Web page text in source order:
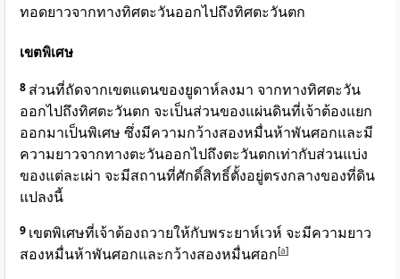
ทอดยาวจากทางทิศตะวันออกไปถึงทิศตะวันตก
เขตพิเศษ
8 ส่วนที่ถัดจากเขตแดนของยูดาห์ลงมา จากทางทิศตะวัน
ออกไปถึงทิศตะวันตก จะเป็นส่วนของแผ่นดินที่เจ้าต้องแยก
ออกมาเป็นพิเศษ ซึ่งมีความกว้างสองหมื่นห้าพันศอกและมี
ความยาวจากทางตะวันออกไปถึงตะวันตกเท่ากับส่วนแบ่ง
ของแต่ละเผ่า จะมีสถานที่ศักดิ์สิทธิ์ตั้งอยู่ตรงกลางของที่ดิน
แปลงนี้
9 เขตพิเศษที่เจ้าต้องถวายให้กับพระยาห์เวห์ จะมีความยาว
สองหมื่นห้าพันศอกและกว้างสองหมื่นศอก[a]